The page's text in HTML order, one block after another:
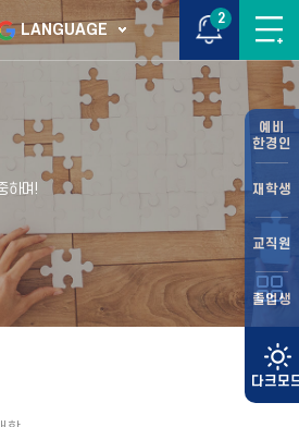
LANGUAGE
2
예비
한경인
재학생
교직원
졸업생